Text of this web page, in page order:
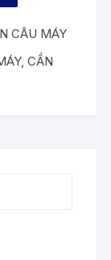
CÂU MÁY
,CẦN